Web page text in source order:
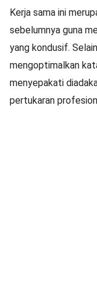
Kerja sama ini
sebelumnya guna
yang kondusif.
mengoptimalkan
menyepakati
pertukaran